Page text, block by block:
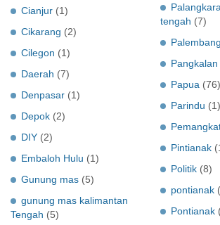
Cianjur (1)
Cikarang (2)
Cilegon (1)
Daerah (7)
Denpasar (1)
Depok (2)
DIY (2)
Embaloh Hulu (1)
Gunung mas (5)
gunung mas kalimantan
Tengah (5)
tengah (7)
Palembang
Pangkalan
Papua (76)
Parindu (1)
Pintianak
Politik (8)
pontianak
Pontianak